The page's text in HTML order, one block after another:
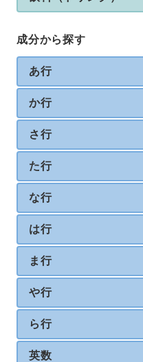
成分から探す
あ行
か行
さ行
た行
な行
は行
ま行
や行
ら行
英数